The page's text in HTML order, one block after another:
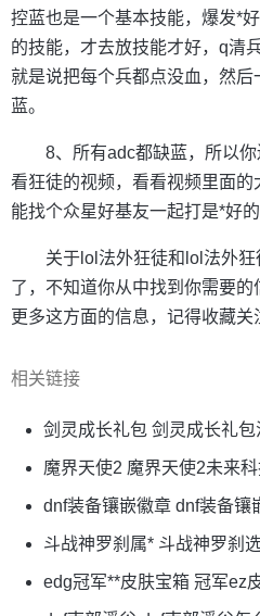
控蓝也是一个基本技能，爆发*
的技能，才去放技能才好，q清
就是说把每个兵都点没血，然
蓝。
8、所有adc都缺蓝，所以
看狂徒的视频，看看视频里面
能找个众星好基友一起打是*好的
关于lol法外狂徒和lol法外
了，不知道你从中找到你需要
更多这方面的信息，记得收藏关
相关链接
剑灵成长礼包 剑灵成长礼
魔界天使2 魔界天使2未来
dnf装备镶嵌徽章 dnf装备镶
斗战神罗刹属* 斗战神罗刹
edg冠军**皮肤宝箱 冠军ez